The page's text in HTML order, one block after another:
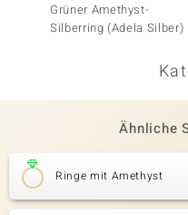
Grüner Amethyst-
Silberring (Adela Silber)
Ähnliche
Ringe mit Amethyst